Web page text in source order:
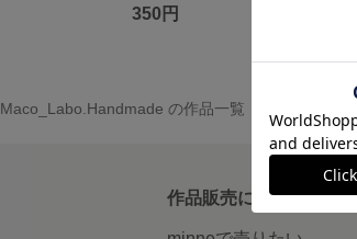
350円
Maco_Labo.Handmade の作品一覧
作品販売について